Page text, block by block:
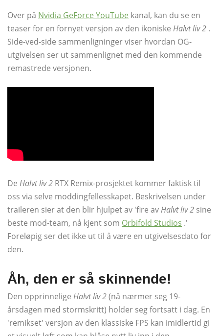
Over på Nvidia GeForce YouTube kanal, kan du se en
teaser for en fornyet versjon av den ikoniske Halvt liv 2 .
Side-ved-side sammenligninger viser hvordan OG-
utgivelsen ser ut sammenlignet med den kommende
remastrede versjonen.
De Halvt liv 2 RTX Remix-prosjektet kommer faktisk til
oss via selve moddingfellesskapet. Beskrivelsen under
traileren sier at den blir hjulpet av 'fire avHalvt liv 2 sine
beste mod-team, nå kjent som Orbifold Studios .'
Foreløpig ser det ikke ut til å være en utgivelsesdato for
den.
Åh, den er så skinnende!
Den opprinnelige Halvt liv 2(nå nærmer seg 19-
årsdagen med stormskritt) holder seg fortsatt i dag. En
'remikset' versjon av den klassiske FPS kan imidlertid gi